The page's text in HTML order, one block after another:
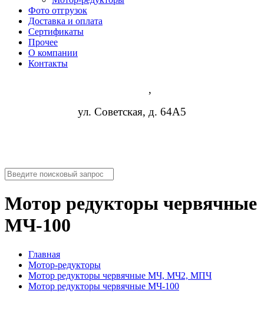
Фото отгрузок
Доставка и оплата
Сертификаты
Прочее
О компании
Контакты
,
ул. Советская, д. 64А5
Мотор редукторы червячные
МЧ-100
Главная
Мотор-редукторы
Мотор редукторы червячные МЧ, МЧ2, МПЧ
Мотор редукторы червячные МЧ-100